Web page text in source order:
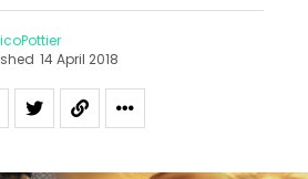
14 April 2018